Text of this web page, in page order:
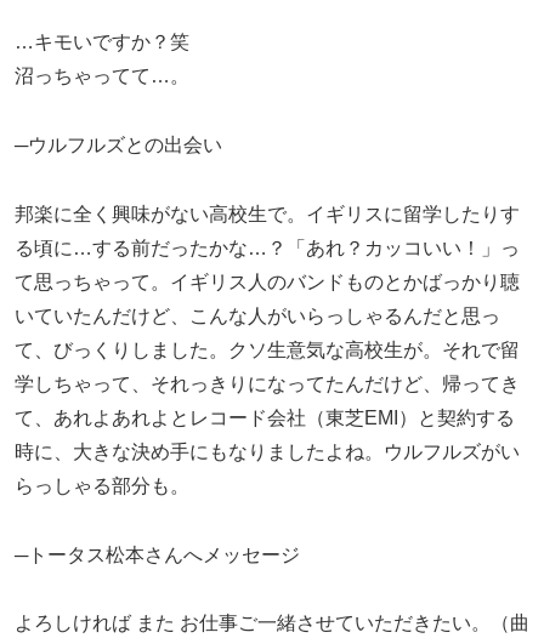
…キモいですか？笑
沼っちゃってて…。
─ウルフルズとの出会い
邦楽に全く興味がない高校生で。イギリスに留学したりす
る頃に…する前だったかな…？「あれ？カッコいい！」っ
て思っちゃって。イギリス人のバンドものとかばっかり聴
いていたんだけど、こんな人がいらっしゃるんだと思っ
て、びっくりしました。クソ生意気な高校生が。それで留
学しちゃって、それっきりになってたんだけど、帰ってき
て、あれよあれよとレコード会社（東芝EMI）と契約する
時に、大きな決め手にもなりましたよね。ウルフルズがい
らっしゃる部分も。
─トータス松本さんへメッセージ
よろしければ また お仕事ご一緒させていただきたい。（曲